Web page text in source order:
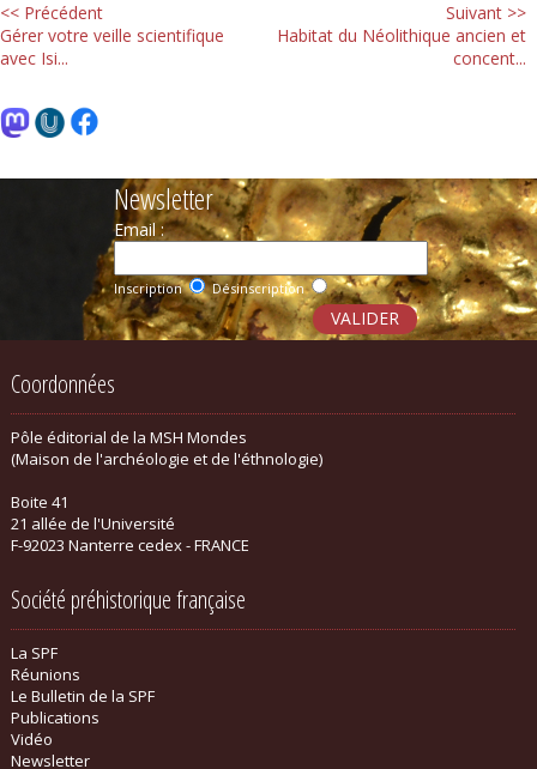
<< Précédent
Gérer votre veille scientifique
avec Isi...
Suivant >>
Habitat du Néolithique ancien et
concent...
Newsletter
Email :
Inscription Désinscription
Coordonnées
Pôle éditorial de la MSH Mondes
(Maison de l'archéologie et de l'éthnologie)
Boite 41
21 allée de l'Université
F-92023 Nanterre cedex - FRANCE
Société préhistorique française
La SPF
Réunions
Le Bulletin de la SPF
Publications
Vidéo
Newsletter